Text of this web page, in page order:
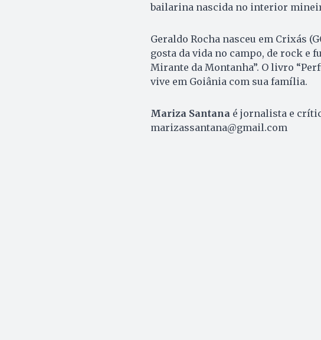
bailarina nascida no interior
Geraldo Rocha nasceu em Crixás
gosta da vida no campo, de rock e
Mirante da Montanha”. O livro
vive em Goiânia com sua família.
Mariza Santana é jornalista e
marizassantana@gmail.com